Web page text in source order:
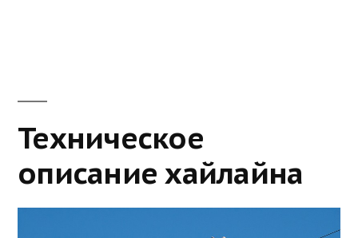
Техническое
описание хайлайна